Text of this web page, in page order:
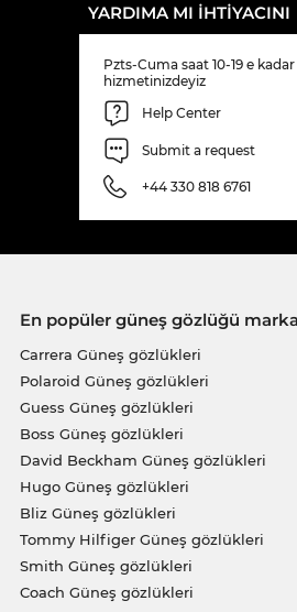
YARDIMA MI IHTIYACINI
Pzts-Cuma saat 10-19 e kadar
hizmetinizdeyiz
Help Center
Submit a request
+44 330 818 6761
En popüler güneş gözlüğü
Carrera Güneş gözlükleri
Polaroid Güneş gözlükleri
Guess Güneş gözlükleri
Boss Güneş gözlükleri
David Beckham Güneş gözlükleri
Hugo Güneş gözlükleri
Bliz Güneş gözlükleri
Tommy Hilfiger Güneş gözlükleri
Smith Güneş gözlükleri
Coach Güneş gözlükleri